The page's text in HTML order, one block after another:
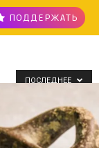
ПОДДЕРЖАТЬ
ПОСЛЕДНЕЕ